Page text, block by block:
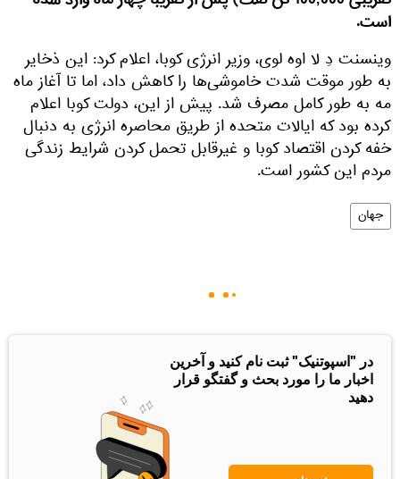
است.
وینسنت دِ لا اوه لوی، وزیر انرژی کوبا، اعلام کرد: این ذخایر
به طور موقت شدت خاموشی‌ها را کاهش داد، اما تا آغاز ماه
مه به طور کامل مصرف شد. پیش از این، دولت کوبا اعلام
کرده بود که ایالات متحده از طریق محاصره انرژی به دنبال
خفه کردن اقتصاد کوبا و غیرقابل تحمل کردن شرایط زندگی
مردم این کشور است.
جهان
در "اسپوتنیک" ثبت نام کنید و آخرین
اخبار ما را مورد بحث و گفتگو قرار
دهید